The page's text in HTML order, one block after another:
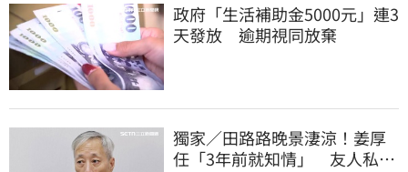
政府「生活補助金5000元」連3
天發放 逾期視同放棄
獨家／田路路晚景淒涼！姜厚
任「3年前就知情」 友人私下